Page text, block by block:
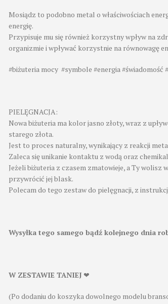
Mosiądz to podobno metal o właściwościach
energię.
Przypisuje mu się również korzystny wpływ na
organizmie i wpływać korzystnie na równowagę
#biżuteria mocy #symbole #energia #świadomość
PIELĘGNACJA:
Nowa biżuteria ma kolor jasno złoty, wraz z
starego złota.
Jest to proces naturalny, wynikający z reakcji
Zaleca się unikanie kontaktu z wodą oraz
Jeżeli biżuteria z czasem zmatowieje, a Ty wolisz
przywrócić jej blask.
Polecam do tego zestaw do pielęgnacji, z
Wysyłka tego samego bądź kolejnego dnia
W ZESTAWIE TANIEJ ❤
(Po dodaniu do koszyka dowolnego modelu